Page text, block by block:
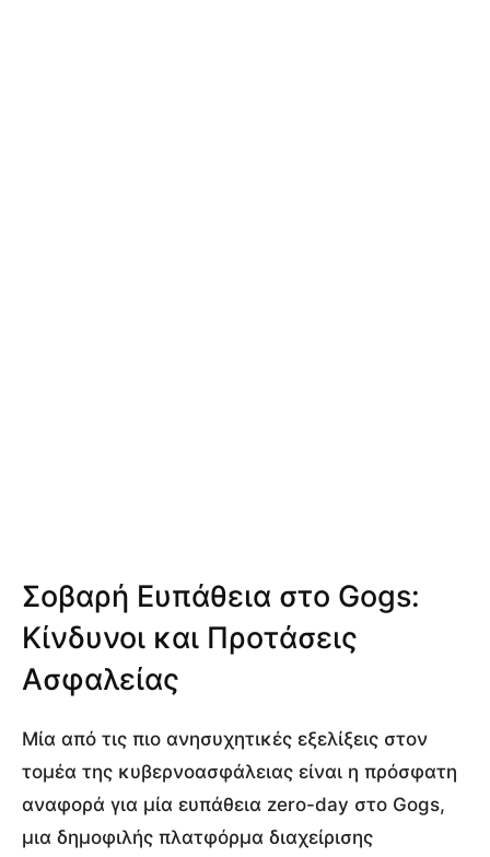
Σοβαρή Ευπάθεια στο Gogs:
Κίνδυνοι και Προτάσεις
Ασφαλείας
Μία από τις πιο ανησυχητικές εξελίξεις στον
τομέα της κυβερνοασφάλειας είναι η πρόσφατη
αναφορά για μία ευπάθεια zero-day στο Gogs,
μια δημοφιλής πλατφόρμα διαχείρισης